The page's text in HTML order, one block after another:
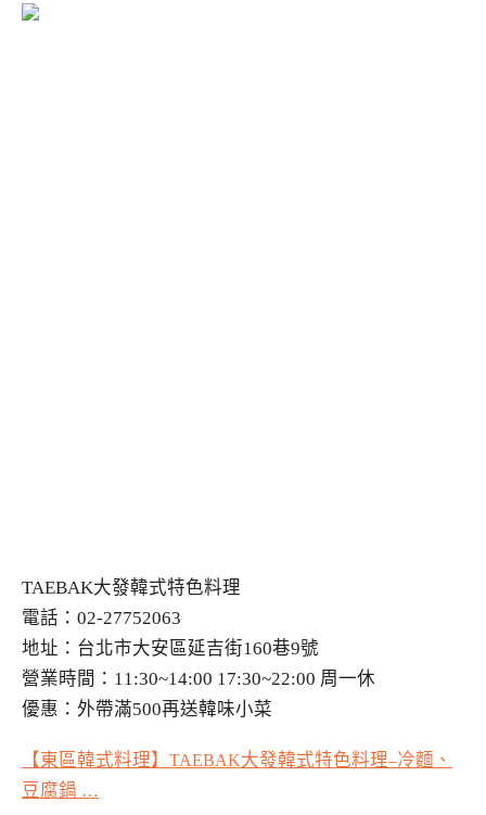
TAEBAK大發韓式特色料理
電話：02-27752063
地址：台北市大安區延吉街160巷9號
營業時間：11:30~14:00 17:30~22:00 周一休
優惠：外帶滿500再送韓味小菜
【東區韓式料理】 TAEBAK大發韓式特色料理–冷麵、
豆腐鍋 …